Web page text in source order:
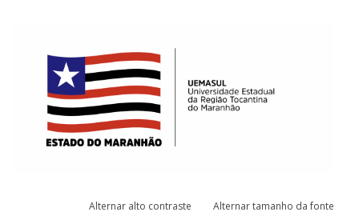
Alternar alto contraste Alternar tamanho da fonte